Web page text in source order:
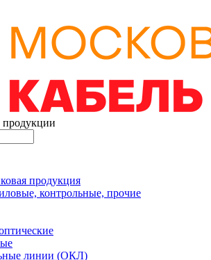
продукции
продукция
контрольные, прочие
линии (ОКЛ)